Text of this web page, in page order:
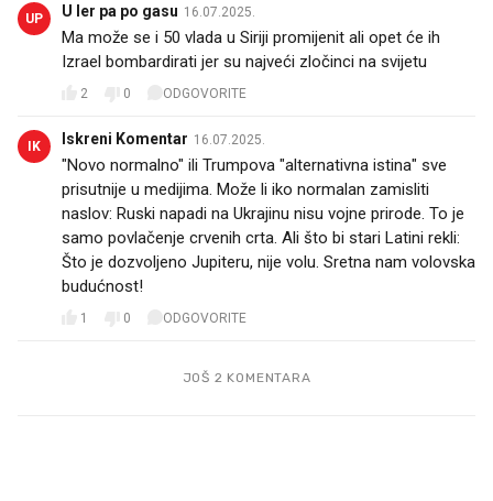
UP U ler pa po gasu 16.07.2025.
Ma može se i 50 vlada u Siriji promijenit ali opet će ih
Izrael bombardirati jer su najveći zločinci na svijetu
2 0 ODGOVORITE
IK Iskreni Komentar 16.07.2025.
"Novo normalno" ili Trumpova "alternativna istina" sve
prisutnije u medijima. Može li iko normalan zamisliti
naslov: Ruski napadi na Ukrajinu nisu vojne prirode. To je
samo povlačenje crvenih crta. Ali što bi stari Latini rekli:
Što je dozvoljeno Jupiteru, nije volu. Sretna nam volovska
budućnost!
1 0 ODGOVORITE
JOŠ 2 KOMENTARA